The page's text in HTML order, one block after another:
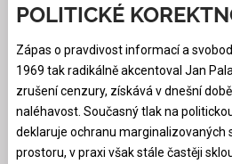
POLITICKÉ
Zápas o pravdivost informací a
1969 tak radikálně akcentoval Jan
zrušení cenzury, získává v dnešní
naléhavost. Současný tlak na
deklaruje ochranu marginalizovaných
prostoru, v praxi však stále častěji